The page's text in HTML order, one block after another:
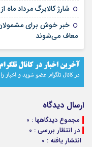
شارژ کالابرگ مرداد ماه
خبر خوش برای
معاف می‌شوند
ارسال دیدگاه
مجموع دیدگاهها : 0
در انتظار بررسی : 0
انتشار یافته : 0